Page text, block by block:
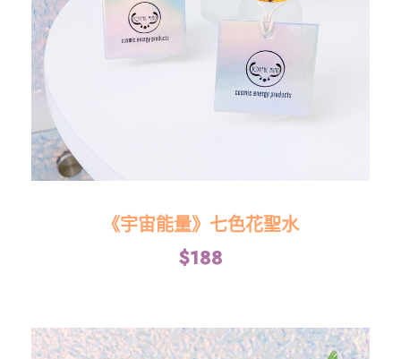
《宇宙能量》七色花聖水
$188